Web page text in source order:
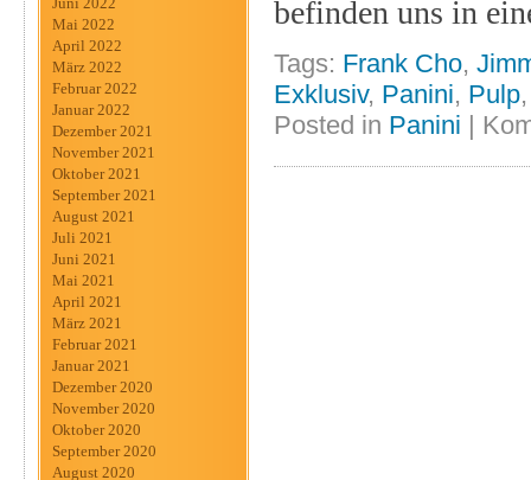
Mai 2022
April 2022
März 2022
Februar 2022
Januar 2022
Dezember 2021
November 2021
Oktober 2021
September 2021
August 2021
Juli 2021
Juni 2021
Mai 2021
April 2021
März 2021
Februar 2021
Januar 2021
Dezember 2020
November 2020
Oktober 2020
September 2020
August 2020
befinden uns in
Tags: Frank Cho,
Exklusiv, Panini, Pulp
Posted in Panini |